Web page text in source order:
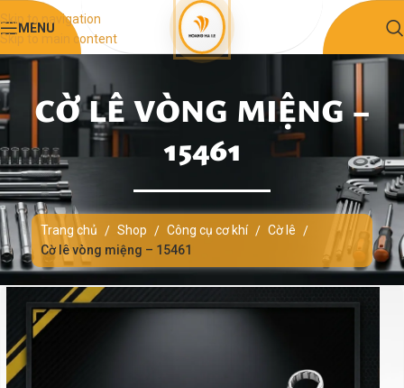
Skip to navigation
Skip to main content
MENU
CỜ LÊ VÒNG MIỆNG –
15461
Trang chủ / Shop / Công cụ cơ khí / Cờ lê /
Cờ lê vòng miệng – 15461